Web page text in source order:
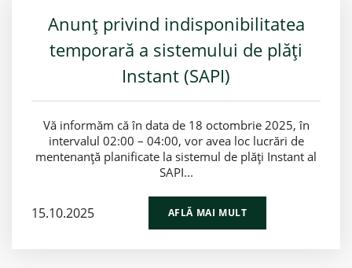
Anunț privind indisponibilitatea
temporară a sistemului de plăți
Instant (SAPI)
Vă informăm că în data de 18 octombrie 2025, în
intervalul 02:00 – 04:00, vor avea loc lucrări de
mentenanță planificate la sistemul de plăți Instant al
SAPI...
15.10.2025 AFLĂ MAI MULT